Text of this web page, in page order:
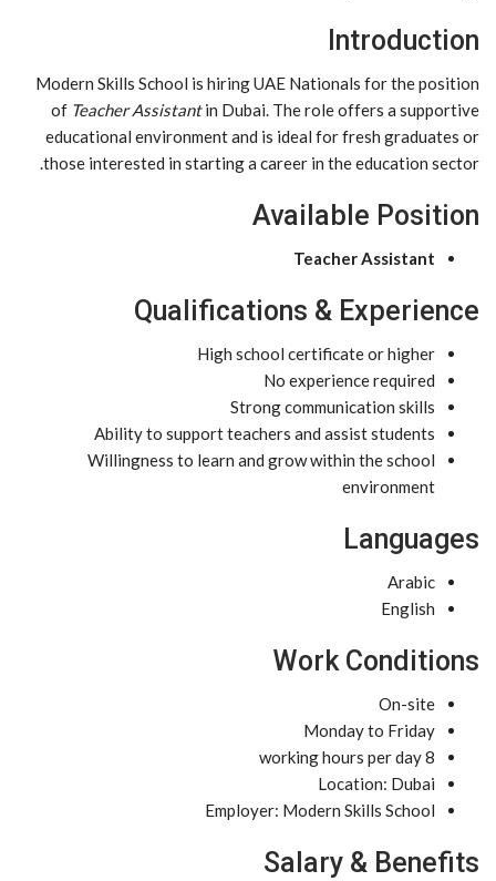
Introduction
Modern Skills School is hiring UAE Nationals for the position
of Teacher Assistantin Dubai. The role offers a supportive
educational environment and is ideal for fresh graduates or
those interested in starting a career in the education sector.
Available Position
Teacher Assistant
Qualifications & Experience
High school certificate or higher
No experience required
Strong communication skills
Ability to support teachers and assist students
Willingness to learn and grow within the school
environment
Languages
Arabic
English
Work Conditions
On-site
Monday to Friday
8 working hours per day
Location: Dubai
Employer: Modern Skills School
Salary & Benefits